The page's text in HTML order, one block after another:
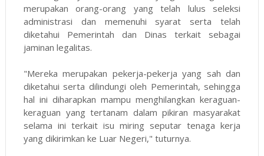
merupakan orang-orang yang telah lulus seleksi
administrasi dan memenuhi syarat serta telah
diketahui Pemerintah dan Dinas terkait sebagai
jaminan legalitas.
"Mereka merupakan pekerja-pekerja yang sah dan
diketahui serta dilindungi oleh Pemerintah, sehingga
hal ini diharapkan mampu menghilangkan keraguan-
keraguan yang tertanam dalam pikiran masyarakat
selama ini terkait isu miring seputar tenaga kerja
yang dikirimkan ke Luar Negeri," tuturnya.